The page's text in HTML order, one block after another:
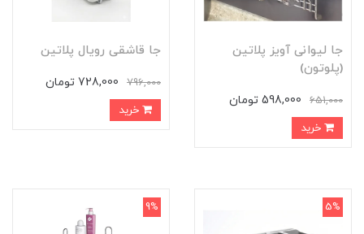
جا لیوانی آویز پلاتین
(پلوتون)
651,000 598,000 تومان
جا قاشقی رویال پلاتین
796,000 728,000 تومان
5%
9%